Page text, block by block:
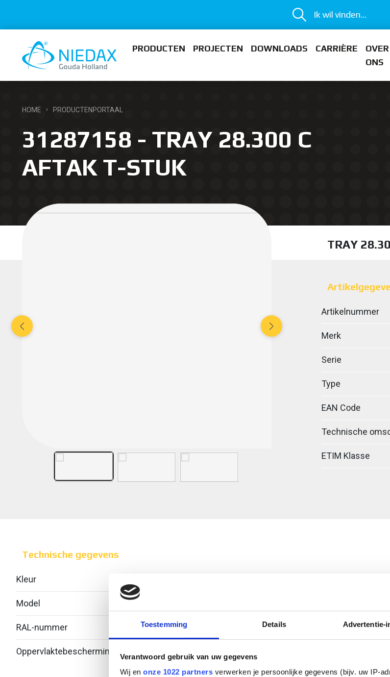
Toestemming Details Advertentie-
Verantwoord gebruik van uw gegevens
Wij en onze 1022 partners verwerken je persoonlijke gegevens (bijv. uw IP-
Ik wil vinden...
PRODUCTEN PROJECTEN DOWNLOADS CARRIÈRE
OVER
ONS
HOME PRODUCTENPORTAAL
31287158 - TRAY 28.300 C
AFTAK T-STUK
TRAY
Artikelnummer
Merk
Serie
Type
EAN Code
Technische
ETIM Klasse
Technische gegevens
Kleur
Model
RAL-nummer
Oppervlaktebescherming